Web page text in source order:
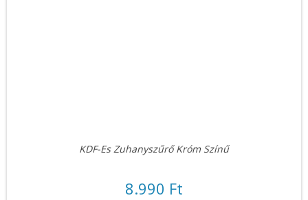
KDF-Es Zuhanyszűrő Króm Színű
8.990 Ft